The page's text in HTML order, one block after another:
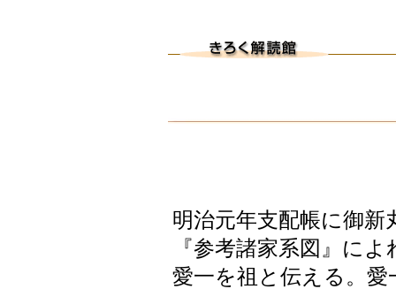
明治元年支配帳に御新
『参考諸家系図』によ
愛一を祖と伝える。